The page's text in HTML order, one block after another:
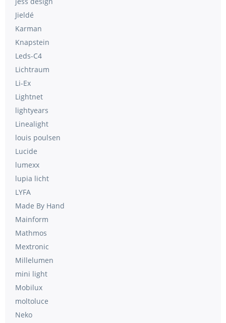
Jieldé
Karman
Knapstein
Leds-C4
Lichtraum
Li-Ex
Lightnet
lightyears
Linealight
louis poulsen
Lucide
lumexx
lupia licht
LYFA
Made By Hand
Mainform
Mathmos
Mextronic
Millelumen
mini light
Mobilux
moltoluce
Neko